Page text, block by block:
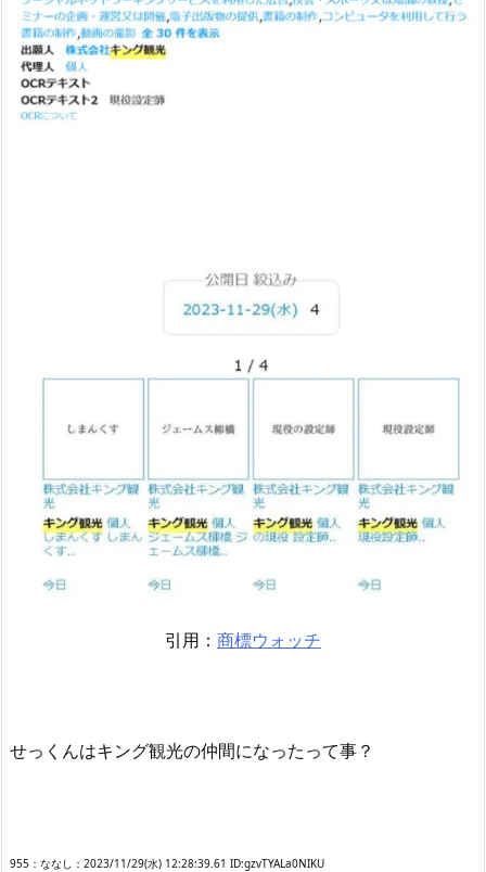
引用： 商標ウォッチ
せっくんはキング観光の仲間になったって事？
955：ななし：2023/11/29(水) 12:28:39.61 ID:gzvTYALa0NIKU